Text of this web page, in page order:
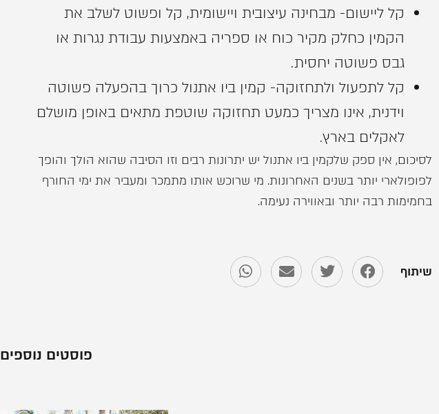
קל ליישום- מבחינה עיצובית ויישומית, קל ופשוט לשלב את
הקמין כחלק מקיר כוח או ספריה באמצעות עבודת נגרות או
גבס פשוטה יחסית.
קל לתפעול ולתחזוקה- קמין ביו אתנול כרוך בהפעלה פשוטה
וידנית, אינו מצריך כמעט תחזוקה שוטפת מתאים באופן מושלם
לאקלים בארץ.
לסיכום, אין ספק שלקמין ביו אתנול יש יתרונות רבים וזו הסיבה שהוא הולך והופך
לפופולארי יותר בשנים האחרונות. מי שרוכש אותו מתמכר ומעביר את ימי החורף
בחמימות רבה יותר ובאווירה נעימה.
שיתוף
פוסטים נוספים